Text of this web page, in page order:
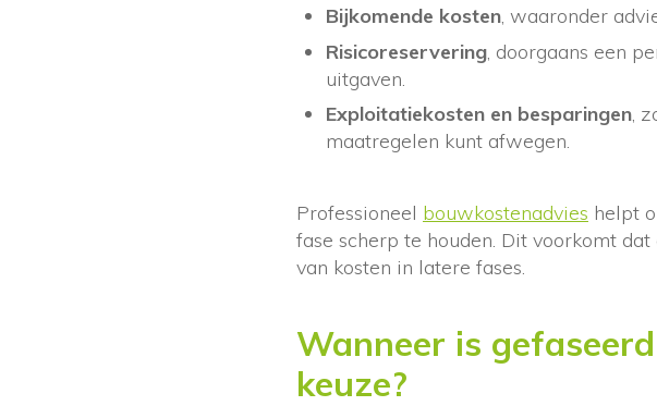
Bijkomende kosten, waaronder
Risicoreservering, doorgaans een
uitgaven.
Exploitatiekosten en besparingen,
maatregelen kunt afwegen.
Professioneel bouwkostenadvies helpt
fase scherp te houden. Dit voorkomt
van kosten in latere fases.
Wanneer is
keuze?